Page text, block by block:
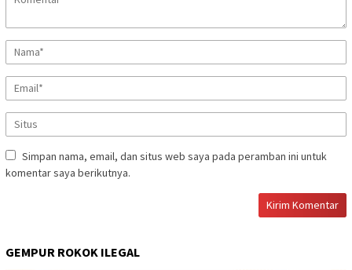
Simpan nama, email, dan situs web saya pada peramban ini untuk
komentar saya berikutnya.
GEMPUR ROKOK ILEGAL